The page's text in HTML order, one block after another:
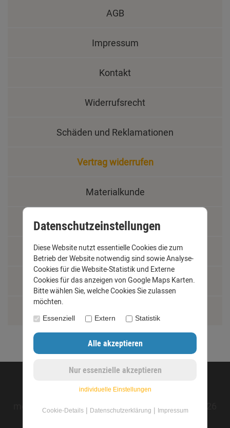
AGB
Impressum
Kontakt
Widerrufsrecht
Schäden und Reklamationen
Vertrag widerrufen
Materialkunde
Fachbegriffe
Jobs
Montage und Installationshilfen
©opyright 2020 - www.dachrinnen-shop.de
ified eCommerce Shopsoftware © 2009-2026
Datenschutzeinstellungen
Diese Website nutzt essentielle Cookies die zum
Betrieb der Website notwendig sind sowie Analyse-
Cookies für die Website-Statistik und Externe
Cookies für das anzeigen von Google Maps Karten.
Bitte wählen Sie, welche Cookies Sie zulassen
möchten.
Essenziell Extern Statistik
individuelle Einstellungen
Cookie-Details| Datenschutzerklärung | Impressum